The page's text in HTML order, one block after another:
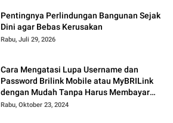
Pentingnya Perlindungan Bangunan Sejak
Dini agar Bebas Kerusakan
Rabu, Juli 29, 2026
Cara Mengatasi Lupa Username dan
Password Brilink Mobile atau MyBRILink
dengan Mudah Tanpa Harus Membayar
Jasa
Rabu, Oktober 23, 2024